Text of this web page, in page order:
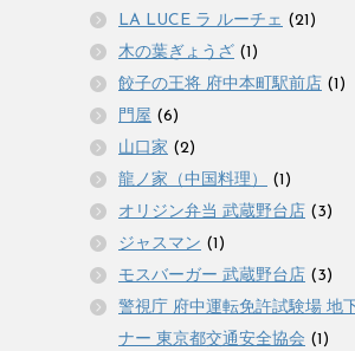
LA LUCE ラ ルーチェ (21)
木の葉ぎょうざ (1)
餃子の王将 府中本町駅前店 (1)
門屋 (6)
山口家 (2)
龍ノ家（中国料理）
(1)
オリジン弁当 武蔵野台店 (3)
ジャスマン (1)
モスバーガー 武蔵野台店 (3)
警視庁 府中運転免許試験場 地
ナー 東京都交通安全協会 (1)